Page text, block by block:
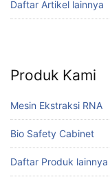
Daftar Artikel lainnya
Produk Kami
Mesin Ekstraksi RNA
Bio Safety Cabinet
Daftar Produk lainnya